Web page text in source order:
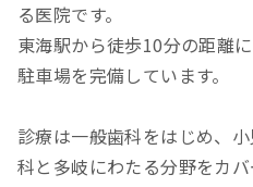
る医院です。
東海駅から徒歩10分の距離
駐車場を完備しています。
診療は一般歯科をはじめ、
科と多岐にわたる分野をカ